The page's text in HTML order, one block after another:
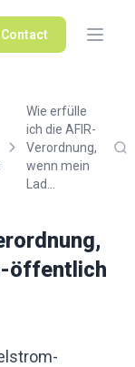
Contact
Wie erfülle
ich die AFIR-
Verordnung,
wenn mein
Lad...
öffentlich